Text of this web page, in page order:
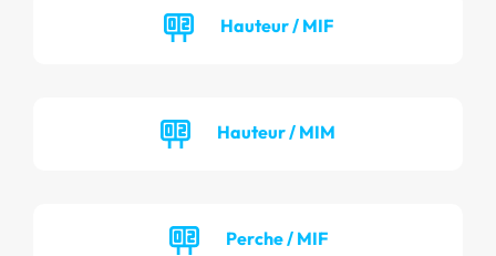
Hauteur / MIF
Hauteur / MIM
Perche / MIF